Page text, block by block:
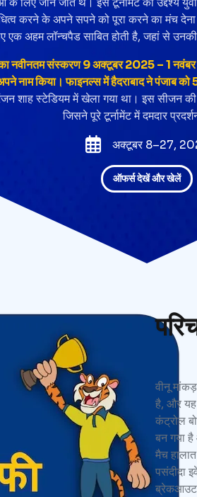
करने के अपने सपने को पूरा करने का मंच
एक अहम लॉन्चपैड साबित होती है, जहां से उनकी
का नवीनतम संस्करण 9 अक्टूबर 2025 – 1
नाम किया। फाइनल्स में हैदराबाद ने पंजाब को
शाह स्टेडियम में खेला गया था। इस सीजन की
जिसने पूरे टूर्नामेंट में दमदार
अक्टूबर 8–27,
ऑफर्स देखें और खेलें
वीनू
है, और यह
कंट्रोल
बन गया
मैच
पसंदीदा
ब्रेकआउट